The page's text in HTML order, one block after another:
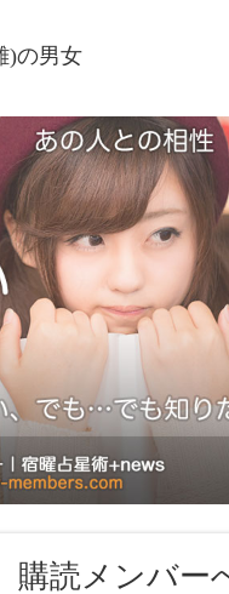
)の男女
購読メンバー